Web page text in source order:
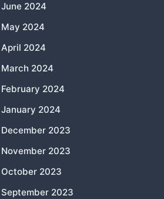
June 2024
May 2024
April 2024
March 2024
February 2024
January 2024
December 2023
November 2023
October 2023
September 2023